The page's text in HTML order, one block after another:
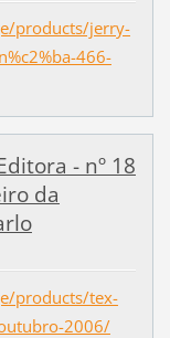
products/jerry-
466-
- nº 18
da
products/tex-
2006/